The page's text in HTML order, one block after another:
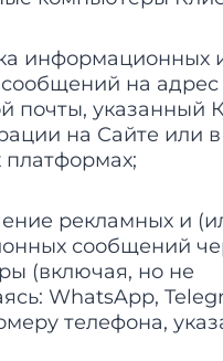
информационных
на адрес
почты, указанный
на Сайте или в
рекламных и
сообщений
(включая, но не
WhatsApp,
телефона,